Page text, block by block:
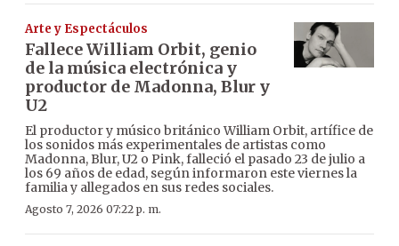
Arte y Espectáculos
Fallece William Orbit, genio
de la música electrónica y
productor de Madonna, Blur y
U2
El productor y músico británico William Orbit, artífice de
los sonidos más experimentales de artistas como
Madonna, Blur, U2 o Pink, falleció el pasado 23 de julio a
los 69 años de edad, según informaron este viernes la
familia y allegados en sus redes sociales.
Agosto 7, 2026 07:22 p. m.